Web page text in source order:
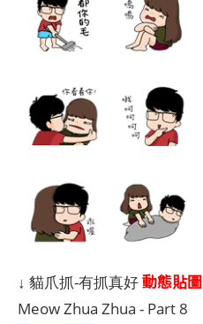
↓ 貓爪抓-有抓真好動態貼圖
Meow Zhua Zhua - Part 8